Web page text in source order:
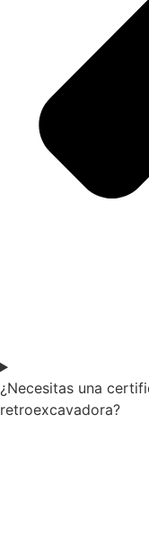
¿Necesitas una
retroexcavadora?